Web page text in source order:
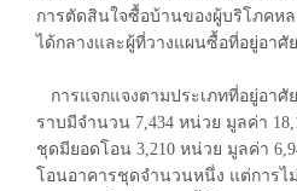
การตัดสินใจซื้อบ้านของผู้บริโภคห
ได้กลางและผู้ที่วางแผนซื้อที่อยู่อาศั
การแจกแจงตามประเภทที่อยู่อาศั
ราบมีจำนวน 7,434 หน่วย มูลค่า
ชุดมียอดโอน 3,210 หน่วย มูลค่า
โอนอาคารชุดจำนวนหนึ่ง แต่การไ